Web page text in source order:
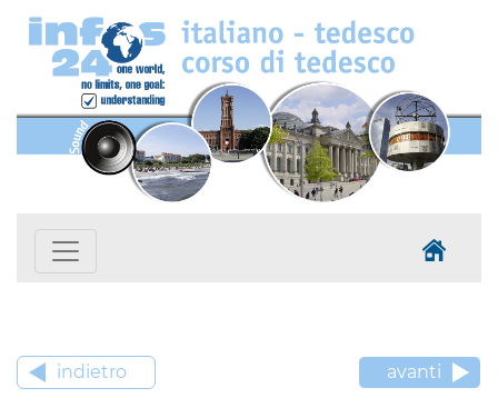
indietro avanti